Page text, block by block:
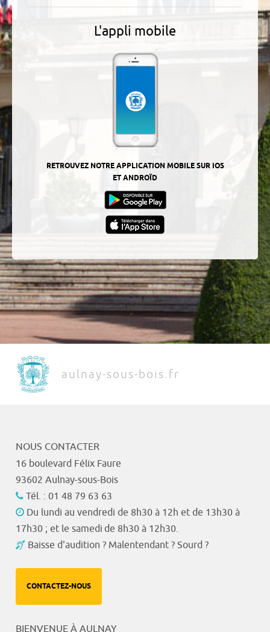
L'appli mobile
RETROUVEZ NOTRE APPLICATION MOBILE SUR IOS
ET ANDROÏD
aulnay-sous-bois.fr
NOUS CONTACTER
16 boulevard Félix Faure
93602 Aulnay-sous-Bois
Tél. : 01 48 79 63 63
Du lundi au vendredi de 8h30 à 12h et de 13h30 à
17h30 ; et le samedi de 8h30 à 12h30.
Baisse d'audition ? Malentendant ? Sourd ?
CONTACTEZ-NOUS
BIENVENUE À AULNAY